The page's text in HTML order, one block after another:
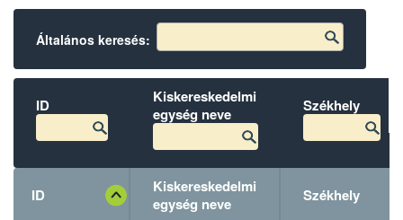
Általános keresés:
ID
Kiskereskedelmi
egység neve
Székhely
ID
Kiskereskedelmi
egység neve
Székhely